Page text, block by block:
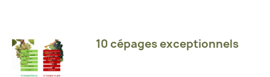
10 cépages exceptionnels